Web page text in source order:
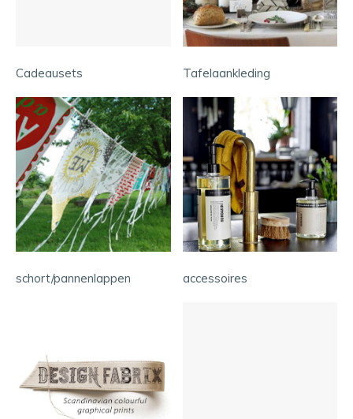
Cadeausets Tafelaankleding
schort/pannenlappen accessoires